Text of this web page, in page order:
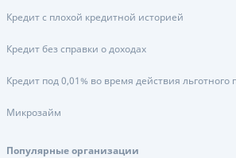
Кредит с плохой кредитной историей
Кредит без справки о доходах
Кредит под 0,01% во время действия льготного
Микрозайм
Популярные организации